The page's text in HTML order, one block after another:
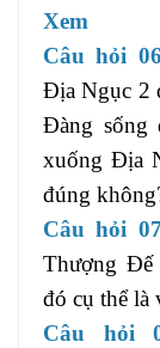
Xem
Câu hỏi 06
Địa Ngục 2
Đàng sống
xuống Địa
đúng
Câu hỏi 07
Thượng Đế
đó cụ thể là
Câu hỏi